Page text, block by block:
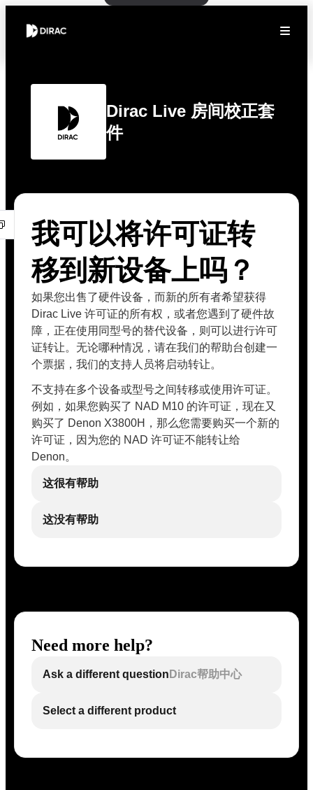
Dirac Live 房间校正套
件
我可以将许可证转
移到新设备上吗？
如果您出售了硬件设备，而新的所有者希望获得
Dirac Live 许可证的所有权，或者您遇到了硬件故
障，正在使用同型号的替代设备，则可以进行许可
证转让。无论哪种情况，请在我们的帮助台创建一
个票据，我们的支持人员将启动转让。
不支持在多个设备或型号之间转移或使用许可证。
例如，如果您购买了 NAD M10 的许可证，现在又
购买了 Denon X3800H，那么您需要购买一个新的
许可证，因为您的 NAD 许可证不能转让给
Denon。
这很有帮助
这没有帮助
Need more help?
Ask a different question Dirac帮助中心
Select a different product